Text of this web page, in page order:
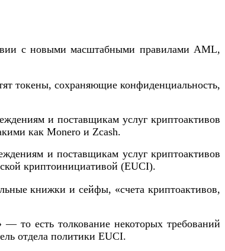
с новыми масштабными правилами AML,
токены, сохраняющие конфиденциальность,
и поставщикам услуг криптоактивов
как Monero и Zcash.
и поставщикам услуг криптоактивов
криптоинициативой (EUCI).
книжки и сейфы, «счета криптоактивов,
есть толкование некоторых требований
отдела политики EUCI.